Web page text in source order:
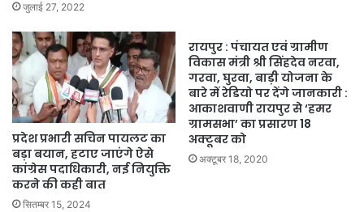
जुलाई 27, 2022
प्रदेश प्रभारी सचिन पायलट का
बड़ा बयान, हटाए जाएंगे ऐसे
कांग्रेस पदाधिकारी, नई नियुक्ति
करने की कही बात
सितम्बर 15, 2024
रायपुर : पंचायत एवं ग्रामीण
विकास मंत्री श्री सिंहदेव नरवा,
गरवा, घुरवा, बाड़ी योजना के
बारे में रेडियो पर देंगे जानकारी :
आकाशवाणी रायपुर से ‘हमर
ग्रामसभा’ का प्रसारण 18
अक्टूबर को
अक्टूबर 18, 2020